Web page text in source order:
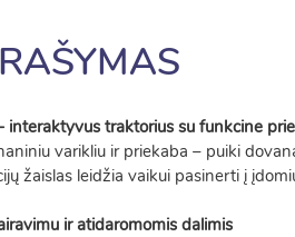
traktorius su funkcine
varikliu ir priekaba – puiki
žaislas leidžia vaikui pasinerti į
ir atidaromomis dalimis